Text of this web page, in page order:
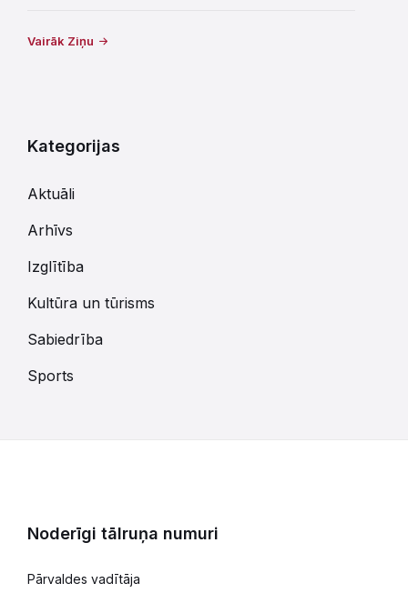
Vairāk Ziņu
Kategorijas
Aktuāli
Arhīvs
Izglītība
Kultūra un tūrisms
Sabiedrība
Sports
Noderīgi tālruņa numuri
Pārvaldes vadītāja